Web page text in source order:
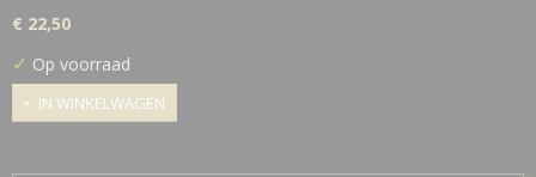
€ 22,50
✓ Op voorraad
IN WINKELWAGEN